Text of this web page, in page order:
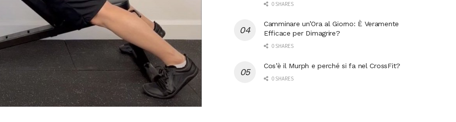
0 SHARES
Camminare un’Ora al Giorno: È Veramente
Efficace per Dimagrire?
0 SHARES
Cos’è il Murph e perché si fa nel CrossFit?
0 SHARES